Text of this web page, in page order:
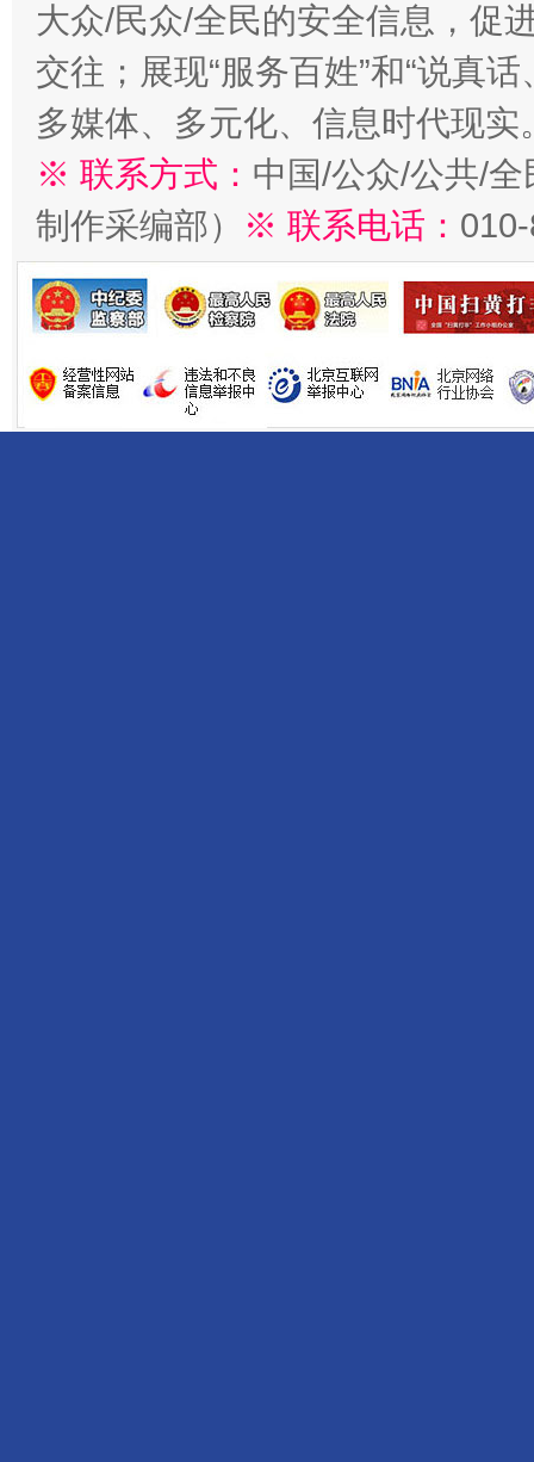
大众/民众/全民的安全信息，促
交往；展现“服务百姓”和“说真
多媒体、多元化、信息时代现实
※ 联系方式： 中国/公众/公共/
制作采编部）
※ 联系电话：